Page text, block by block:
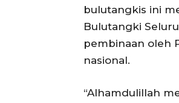
bulutangkis ini
Bulutangki
pembinaan oleh
nasional.
“Alhamdulillah